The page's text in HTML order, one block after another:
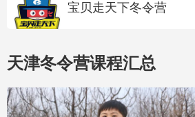
宝贝走天下冬令营
天津冬令营课程汇总